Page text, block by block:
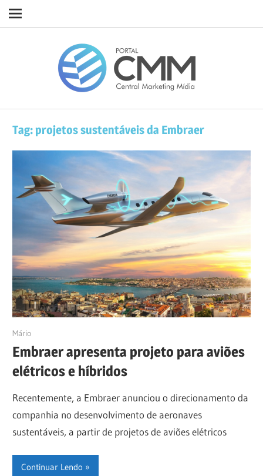
Navigation
Tag:projetos sustentáveis da Embraer
12/12/2022
Mário
Embraer apresenta projeto para aviões
elétricos e híbridos
Recentemente, a Embraer anunciou o direcionamento da
companhia no desenvolvimento de aeronaves
sustentáveis, a partir de projetos de aviões elétricos
Continuar Lendo